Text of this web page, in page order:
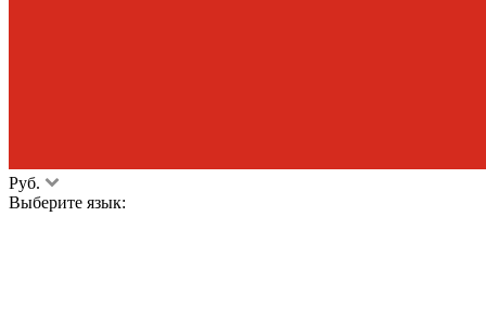
Руб.
Выберите язык: